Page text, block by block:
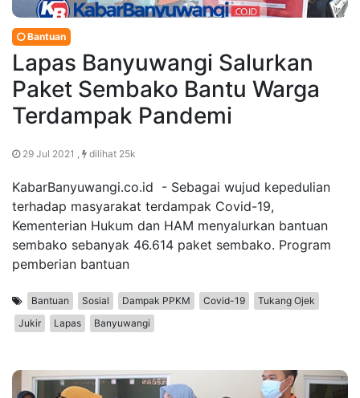
Bantuan
Lapas Banyuwangi Salurkan
Paket Sembako Bantu Warga
Terdampak Pandemi
29 Jul 2021 , dilihat 25k
KabarBanyuwangi.co.id - Sebagai wujud kepedulian
terhadap masyarakat terdampak Covid-19,
Kementerian Hukum dan HAM menyalurkan bantuan
sembako sebanyak 46.614 paket sembako. Program
pemberian bantuan
Bantuan Sosial Dampak PPKM Covid-19
Tukang Ojek
Jukir
Lapas Banyuwangi